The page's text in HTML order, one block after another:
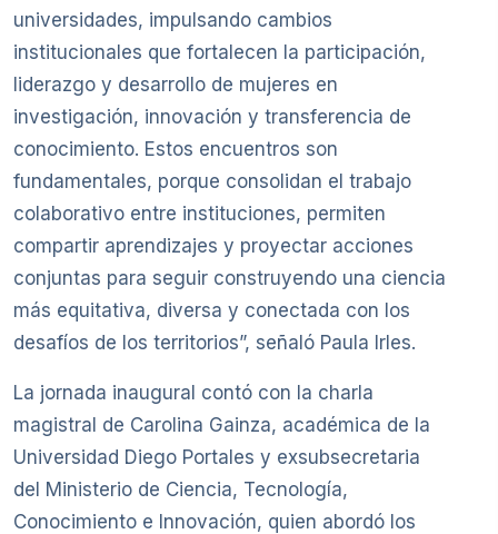
universidades, impulsando cambios
institucionales que fortalecen la participación,
liderazgo y desarrollo de mujeres en
investigación, innovación y transferencia de
conocimiento. Estos encuentros son
fundamentales, porque consolidan el trabajo
colaborativo entre instituciones, permiten
compartir aprendizajes y proyectar acciones
conjuntas para seguir construyendo una ciencia
más equitativa, diversa y conectada con los
desafíos de los territorios”, señaló Paula Irles.
La jornada inaugural contó con la charla
magistral de Carolina Gainza, académica de la
Universidad Diego Portales y exsubsecretaria
del Ministerio de Ciencia, Tecnología,
Conocimiento e Innovación, quien abordó los